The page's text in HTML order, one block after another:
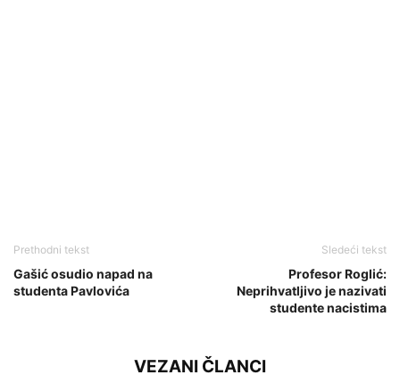
Prethodni tekst
Gašić osudio napad na
studenta Pavlovića
Sledeći tekst
Profesor Roglić:
Neprihvatljivo je nazivati
studente nacistima
VEZANI ČLANCI